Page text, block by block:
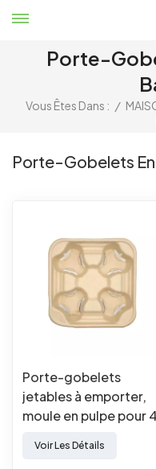
Porte-
Vous Êtes Dans : /
Porte-Gobelets
Porte-gobelets
jetables à emporter,
moule en pulpe pour 4
Voir Les Détails